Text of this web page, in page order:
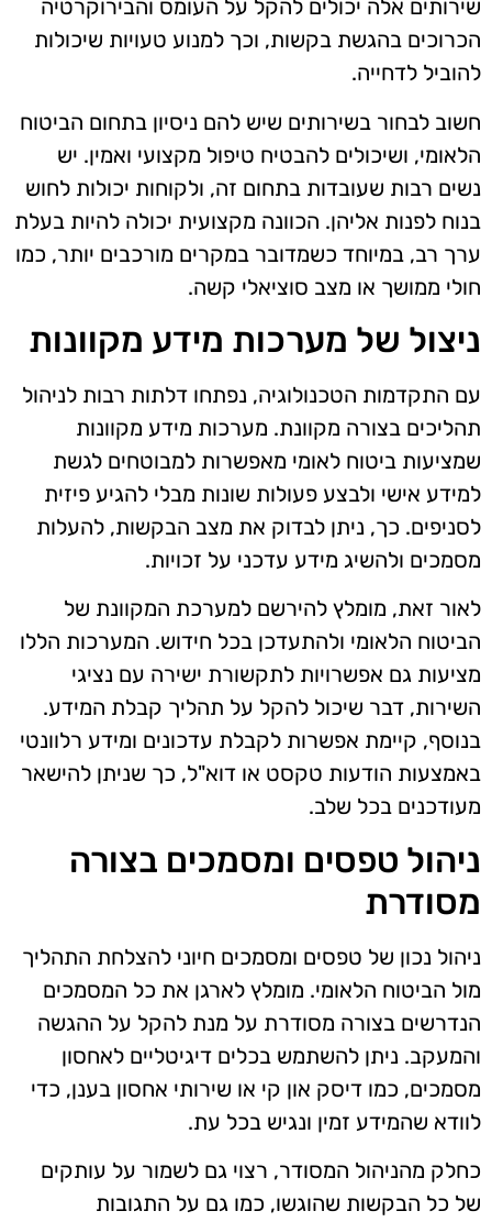
שירותים אלה יכולים להקל על העומס והבירוקרטיה
הכרוכים בהגשת בקשות, וכך למנוע טעויות שיכולות
להוביל לדחייה.
חשוב לבחור בשירותים שיש להם ניסיון בתחום הביטוח
הלאומי, ושיכולים להבטיח טיפול מקצועי ואמין. יש
נשים רבות שעובדות בתחום זה, ולקוחות יכולות לחוש
בנוח לפנות אליהן. הכוונה מקצועית יכולה להיות בעלת
ערך רב, במיוחד כשמדובר במקרים מורכבים יותר, כמו
חולי ממושך או מצב סוציאלי קשה.
ניצול של מערכות מידע מקוונות
עם התקדמות הטכנולוגיה, נפתחו דלתות רבות לניהול
תהליכים בצורה מקוונת. מערכות מידע מקוונות
שמציעות ביטוח לאומי מאפשרות למבוטחים לגשת
למידע אישי ולבצע פעולות שונות מבלי להגיע פיזית
לסניפים. כך, ניתן לבדוק את מצב הבקשות, להעלות
מסמכים ולהשיג מידע עדכני על זכויות.
לאור זאת, מומלץ להירשם למערכת המקוונת של
הביטוח הלאומי ולהתעדכן בכל חידוש. המערכות הללו
מציעות גם אפשרויות לתקשורת ישירה עם נציגי
השירות, דבר שיכול להקל על תהליך קבלת המידע.
בנוסף, קיימת אפשרות לקבלת עדכונים ומידע רלוונטי
באמצעות הודעות טקסט או דוא"ל, כך שניתן להישאר
מעודכנים בכל שלב.
ניהול טפסים ומסמכים בצורה
מסודרת
ניהול נכון של טפסים ומסמכים חיוני להצלחת התהליך
מול הביטוח הלאומי. מומלץ לארגן את כל המסמכים
הנדרשים בצורה מסודרת על מנת להקל על ההגשה
והמעקב. ניתן להשתמש בכלים דיגיטליים לאחסון
מסמכים, כמו דיסק און קי או שירותי אחסון בענן, כדי
לוודא שהמידע זמין ונגיש בכל עת.
כחלק מהניהול המסודר, רצוי גם לשמור על עותקים
של כל הבקשות שהוגשו, כמו גם על התגובות